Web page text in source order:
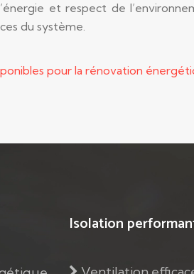
et respect de
du système.
pour la rénovation
Isolation